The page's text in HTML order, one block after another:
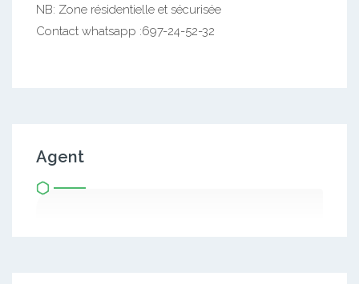
NB: Zone résidentielle et sécurisée
Contact whatsapp :697-24-52-32
Agent